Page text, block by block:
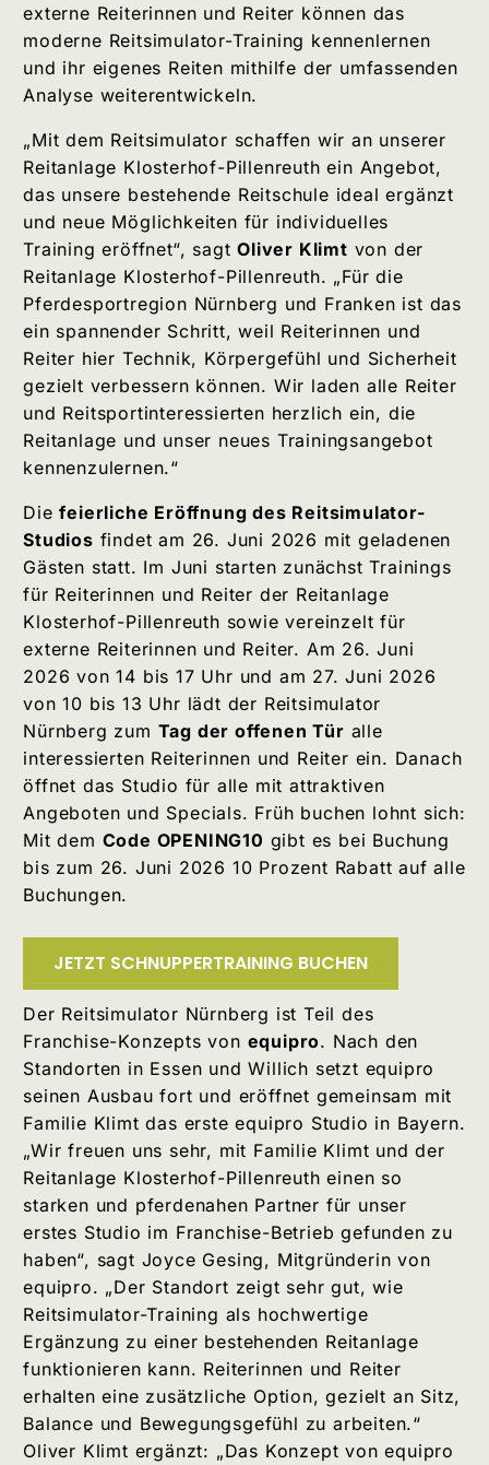
externe Reiterinnen und Reiter können das
moderne Reitsimulator-Training kennenlernen
und ihr eigenes Reiten mithilfe der umfassenden
Analyse weiterentwickeln.
„Mit dem Reitsimulator schaffen wir an unserer
Reitanlage Klosterhof-Pillenreuth ein Angebot,
das unsere bestehende Reitschule ideal ergänzt
und neue Möglichkeiten für individuelles
Training eröffnet“, sagtOliver Klimt von der
Reitanlage Klosterhof-Pillenreuth. „Für die
Pferdesportregion Nürnberg und Franken ist das
ein spannender Schritt, weil Reiterinnen und
Reiter hier Technik, Körpergefühl und Sicherheit
gezielt verbessern können. Wir laden alle Reiter
und Reitsportinteressierten herzlich ein, die
Reitanlage und unser neues Trainingsangebot
kennenzulernen.“
Diefeierliche Eröffnung des Reitsimulator-
Studios findet am 26. Juni 2026 mit geladenen
Gästen statt. Im Juni starten zunächst Trainings
für Reiterinnen und Reiter der Reitanlage
Klosterhof-Pillenreuth sowie vereinzelt für
externe Reiterinnen und Reiter. Am 26. Juni
2026 von 14 bis 17 Uhr und am 27. Juni 2026
von 10 bis 13 Uhr lädt der Reitsimulator
Nürnberg zum Tag der offenen Tür alle
interessierten Reiterinnen und Reiter ein. Danach
öffnet das Studio für alle mit attraktiven
Angeboten und Specials. Früh buchen lohnt sich:
Mit dem Code OPENING10 gibt es bei Buchung
bis zum 26. Juni 2026 10 Prozent Rabatt auf alle
Buchungen.
JETZT SCHNUPPERTRAINING BUCHEN
Der Reitsimulator Nürnberg ist Teil des
Franchise-Konzepts von equipro. Nach den
Standorten in Essen und Willich setzt equipro
seinen Ausbau fort und eröffnet gemeinsam mit
Familie Klimt das erste equipro Studio in Bayern.
„Wir freuen uns sehr, mit Familie Klimt und der
Reitanlage Klosterhof-Pillenreuth einen so
starken und pferdenahen Partner für unser
erstes Studio im Franchise-Betrieb gefunden zu
haben“, sagt Joyce Gesing, Mitgründerin von
equipro. „Der Standort zeigt sehr gut, wie
Reitsimulator-Training als hochwertige
Ergänzung zu einer bestehenden Reitanlage
funktionieren kann. Reiterinnen und Reiter
erhalten eine zusätzliche Option, gezielt an Sitz,
Balance und Bewegungsgefühl zu arbeiten.“
Oliver Klimt ergänzt: „Das Konzept von equipro